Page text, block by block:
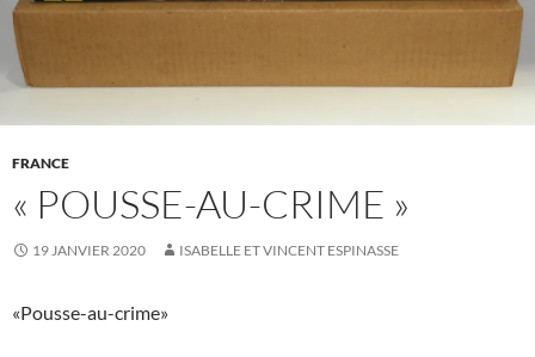
FRANCE
« POUSSE-AU-CRIME »
19 JANVIER 2020 ISABELLE ET VINCENT ESPINASSE
«Pousse-au-crime»